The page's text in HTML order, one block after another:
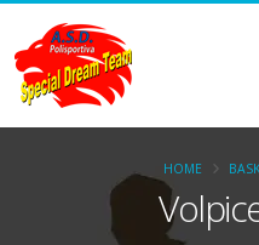
HOME